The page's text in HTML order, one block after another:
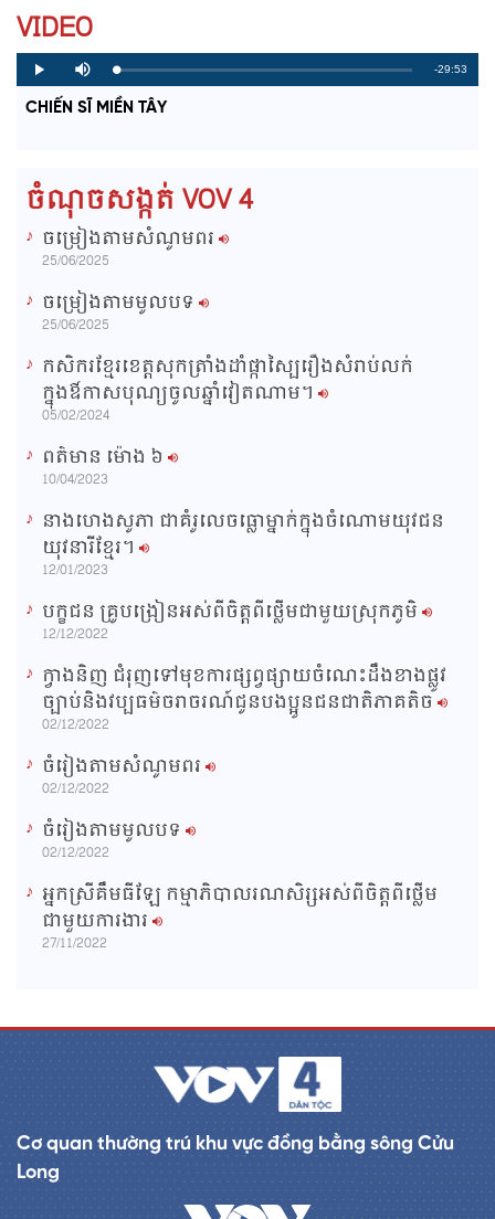
VIDEO
P
l
y
M
u
e
L
o
a
d
P
r
o
g
R
-29:53
CHIẾN SĨ MIỀN TÂY
ចំណុចសង្កត់ VOV 4
ចម្រៀងតាមសំណូមពរ
25/06/2025
ចម្រៀងតាមមូលបទ
25/06/2025
កសិករខ្មែរខេត្តសុកត្រាំងដាំផ្កាស្បៃរឿងសំរាប់លក់
ក្នុងឳកាសបុណ្យចូលឆ្នាំវៀតណាម។
05/02/2024
ពត៌មាន ម៉ោង​ ៦
10/04/2023
នាងហេងសូភា ជាគំរូលេចធ្លោម្នាក់ក្នុងចំណោមយុវជន
យុវនារីខ្មែរ។
12/01/2023
បក្ខជន គ្រូបង្រៀនអស់ពីចិត្តពីថ្លើមជាមួយស្រុកភូមិ
12/12/2022
ក្វាងនិញ ជំរុញទៅមុខការផ្សព្វផ្សាយចំណេះដឹងខាងផ្លូវ
ច្បាប់និងវប្បធម៌ចរាចរណ៍ជូនបងប្អូនជនជាតិភាគតិច
02/12/2022
ចំរៀងតាមសំណូមពរ
02/12/2022
ចំរៀងតាមមូលបទ
02/12/2022
អ្នកស្រីគឹមធីឡែ កម្មាភិបាលរណសិរ្សអស់ពីចិត្តពីថ្លើម
ជាមួយការងារ
27/11/2022
Cơ quan thường trú khu vực đồng bằng sông Cửu
Long